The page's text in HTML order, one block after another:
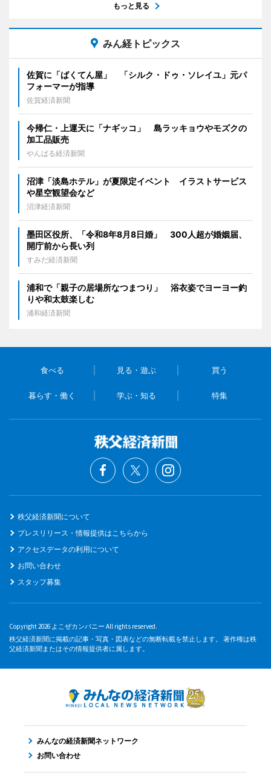
もっと見る
みん経トピックス
佐賀に「ばくてん屋」 「シルク・ドゥ・ソレイユ」元パ
フォーマーが指導
佐賀経済新聞
今帰仁・上運天に「ナギッコ」 島ラッキョウやモズクの
加工品販売
やんばる経済新聞
沼津「淡島ホテル」が夏限定イベント イラストサービス
や星空観望会など
沼津経済新聞
墨田区役所、「令和8年8月8日婚」 300人超が婚姻届、
開庁前から長い列
すみだ経済新聞
浦和で「親子の居場所なつまつり」 浴衣姿でヨーヨー釣
りや和太鼓楽しむ
浦和経済新聞
食べる 見る・遊ぶ 買う
暮らす・働く 学ぶ・知る 特集
秩父経済新聞について
プレスリリース・情報提供はこちらから
アクセスデータの利用について
お問い合わせ
スタッフ募集
Copyright 2026 よこぜカンパニー All rights reserved.
秩父経済新聞に掲載の記事・写真・図表などの無断転載を禁止します。 著作権は秩
父経済新聞またはその情報提供者に属します。
みんなの経済新聞ネットワーク
お問い合わせ